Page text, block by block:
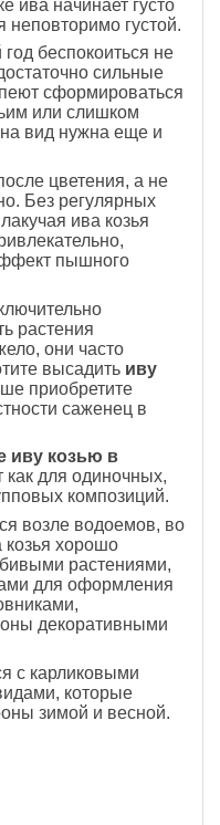
ива начинает густо
неповторимо густой.
беспокоиться не
сильные
сформироваться
или слишком
вид нужна еще и
цветения, а не
Без регулярных
ива козья
пышного
растения
они часто
высадить иву
приобретите
саженец в
иву козью в
как для одиночных,
композиций.
возле водоемов, во
козья хорошо
растениями,
для оформления
декоративными
с карликовыми
которые
зимой и весной.